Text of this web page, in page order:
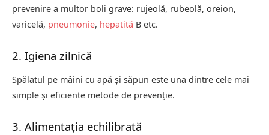
prevenire a multor boli grave: rujeolă, rubeolă, oreion,
varicelă, pneumonie, hepatită B etc.
2. Igiena zilnică
Spălatul pe mâini cu apă și săpun este una dintre cele mai
simple și eficiente metode de prevenție.
3. Alimentația echilibrată